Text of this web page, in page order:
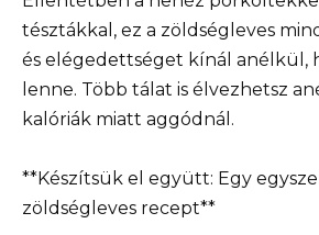
tésztákkal, ez a zöldségleves
és elégedettséget kínál anélkül,
lenne. Több tálat is élvezhetsz
kalóriák miatt aggódnál.
**Készítsük el együtt: Egy
zöldségleves recept**